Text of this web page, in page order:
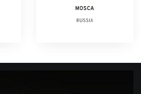
MOSCA
RUSSIA